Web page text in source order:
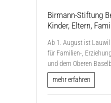
Birmann-Stiftung
Kinder, Eltern,
Ab 1. August ist
für Familien-,
und dem Oberen
mehr erfahren